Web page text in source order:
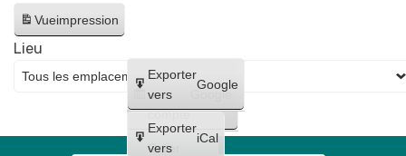
Vueimpression
Créer
un
compte
Google
Créer
Exporter
vers
Google
Exporter
vers
iCal
Lieu